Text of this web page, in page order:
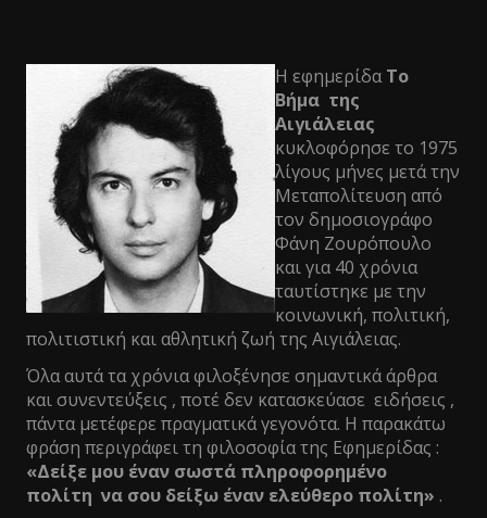
Η εφημερίδαΤο
Βήμα της
Αιγιάλειας
κυκλοφόρησε το 1975
λίγους μήνες μετά την
Μεταπολίτευση από
τον δημοσιογράφο
Φάνη Ζουρόπουλο
και για 40 χρόνια
ταυτίστηκε με την
κοινωνική, πολιτική,
πολιτιστική και αθλητική ζωή της Αιγιάλειας.
Όλα αυτά τα χρόνια φιλοξένησε σημαντικά άρθρα
και συνεντεύξεις , ποτέ δεν κατασκεύασε ειδήσεις ,
πάντα μετέφερε πραγματικά γεγονότα. Η παρακάτω
φράση περιγράφει τη φιλοσοφία της Εφημερίδας :
«Δείξε μου έναν σωστά πληροφορημένο
πολίτη να σου δείξω έναν ελεύθερο πολίτη» .